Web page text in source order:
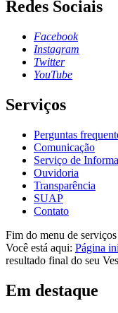
Redes Sociais
Facebook
Instagram
Twitter
YouTube
Serviços
Perguntas
Comunicação
Serviço de
Ouvidoria
Transparência
SUAP
Contato
Fim do menu de serviços
Você está aqui: Página
resultado final do seu
Em destaque